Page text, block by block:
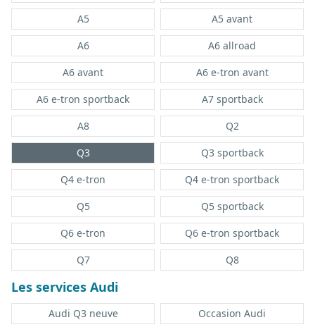
A5
A5 avant
A6
A6 allroad
A6 avant
A6 e-tron avant
A6 e-tron sportback
A7 sportback
A8
Q2
Q3
Q3 sportback
Q4 e-tron
Q4 e-tron sportback
Q5
Q5 sportback
Q6 e-tron
Q6 e-tron sportback
Q7
Q8
Les services Audi
Audi Q3 neuve Occasion Audi